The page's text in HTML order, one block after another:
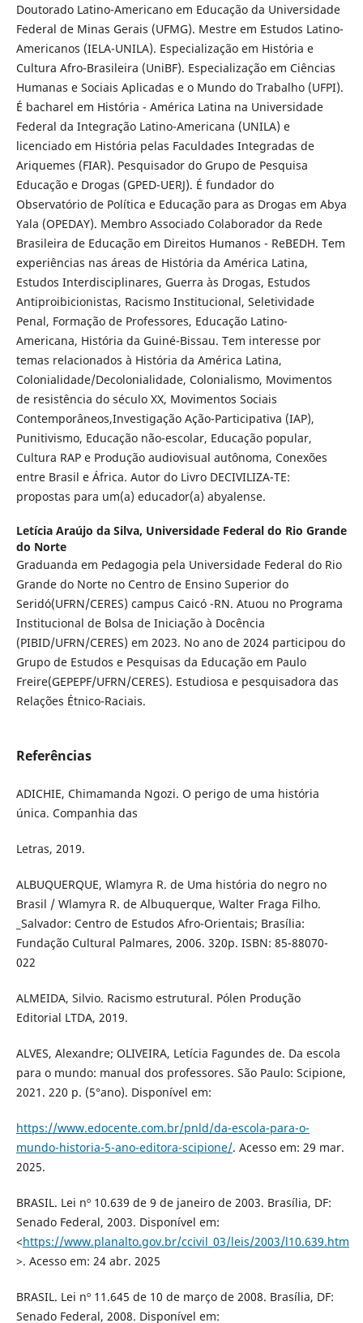
Doutorado Latino-Americano em Educação da Universidade
Federal de Minas Gerais (UFMG). Mestre em Estudos Latino-
Americanos (IELA-UNILA). Especialização em História e
Cultura Afro-Brasileira (UniBF). Especialização em Ciências
Humanas e Sociais Aplicadas e o Mundo do Trabalho (UFPI).
É bacharel em História - América Latina na Universidade
Federal da Integração Latino-Americana (UNILA) e
licenciado em História pelas Faculdades Integradas de
Ariquemes (FIAR). Pesquisador do Grupo de Pesquisa
Educação e Drogas (GPED-UERJ). É fundador do
Observatório de Política e Educação para as Drogas em Abya
Yala (OPEDAY). Membro Associado Colaborador da Rede
Brasileira de Educação em Direitos Humanos - ReBEDH. Tem
experiências nas áreas de História da América Latina,
Estudos Interdisciplinares, Guerra às Drogas, Estudos
Antiproibicionistas, Racismo Institucional, Seletividade
Penal, Formação de Professores, Educação Latino-
Americana, História da Guiné-Bissau. Tem interesse por
temas relacionados à História da América Latina,
Colonialidade/Decolonialidade, Colonialismo, Movimentos
de resistência do século XX, Movimentos Sociais
Contemporâneos,Investigação Ação-Participativa (IAP),
Punitivismo, Educação não-escolar, Educação popular,
Cultura RAP e Produção audiovisual autônoma, Conexões
entre Brasil e África. Autor do Livro DECIVILIZA-TE:
propostas para um(a) educador(a) abyalense.
Letícia Araújo da Silva, Universidade Federal do Rio Grande
do Norte
Graduanda em Pedagogia pela Universidade Federal do Rio
Grande do Norte no Centro de Ensino Superior do
Seridó(UFRN/CERES) campus Caicó -RN. Atuou no Programa
Institucional de Bolsa de Iniciação à Docência
(PIBID/UFRN/CERES) em 2023. No ano de 2024 participou do
Grupo de Estudos e Pesquisas da Educação em Paulo
Freire(GEPEPF/UFRN/CERES). Estudiosa e pesquisadora das
Relações Étnico-Raciais.
Referências
ADICHIE, Chimamanda Ngozi. O perigo de uma história
única. Companhia das
Letras, 2019.
ALBUQUERQUE, Wlamyra R. de Uma história do negro no
Brasil / Wlamyra R. de Albuquerque, Walter Fraga Filho.
_Salvador: Centro de Estudos Afro-Orientais; Brasília:
Fundação Cultural Palmares, 2006. 320p. ISBN: 85-88070-
022
ALMEIDA, Silvio. Racismo estrutural. Pólen Produção
Editorial LTDA, 2019.
ALVES, Alexandre; OLIVEIRA, Letícia Fagundes de. Da escola
para o mundo: manual dos professores. São Paulo: Scipione,
2021. 220 p. (5°ano). Disponível em:
https://www.edocente.com.br/pnld/da-escola-para-o-
mundo-historia-5-ano-editora-scipione/. Acesso em: 29 mar.
2025.
BRASIL. Lei nº 10.639 de 9 de janeiro de 2003. Brasília, DF:
Senado Federal, 2003. Disponível em:
<https://www.planalto.gov.br/ccivil_03/leis/2003/l10.639.htm
>. Acesso em: 24 abr. 2025
BRASIL. Lei nº 11.645 de 10 de março de 2008. Brasília, DF:
Senado Federal, 2008. Disponível em: